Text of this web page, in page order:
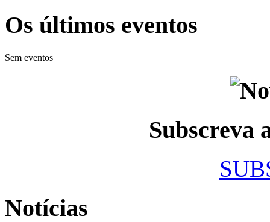
Os últimos eventos
Sem eventos
Subscreva
Notícias